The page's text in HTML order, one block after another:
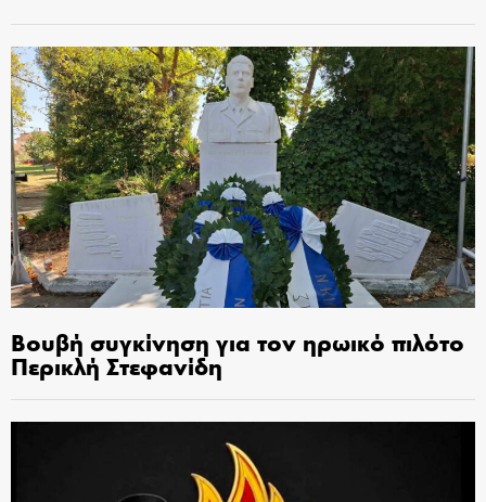
Βουβή συγκίνηση για τον ηρωικό πιλότο
Περικλή Στεφανίδη